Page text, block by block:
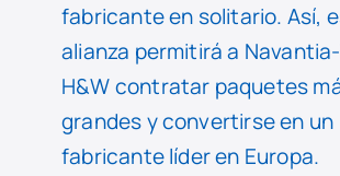
fabricante en solitario. Así,
alianza permitirá a
H&W contratar paquetes
grandes y convertirse en un
fabricante líder en Europa.